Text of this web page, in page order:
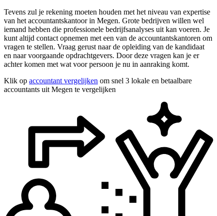
Tevens zul je rekening moeten houden met het niveau van expertise
van het accountantskantoor in Megen. Grote bedrijven willen wel
iemand hebben die professionele bedrijfsanalyses uit kan voeren. Je
kunt altijd contact opnemen met een van de accountantskantoren om
vragen te stellen. Vraag gerust naar de opleiding van de kandidaat
en naar voorgaande opdrachtgevers. Door deze vragen kan je er
achter komen met wat voor persoon je nu in aanraking komt.
Klik op accountant vergelijken om snel 3 lokale en betaalbare
accountants uit Megen te vergelijken